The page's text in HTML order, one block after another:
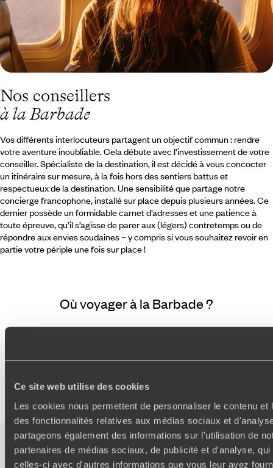
Ce site web utilise des cookies
Les cookies nous permettent de personnaliser le contenu et
des fonctionnalités relatives aux médias sociaux et
partageons également des informations sur l'utilisation de
partenaires de médias sociaux, de publicité et d'analyse,
celles-ci avec d'autres informations que vous leur avez
Nos conseillers
à la Barbade
Vos différents interlocuteurs partagent un objectif commun : rendre
votre aventure inoubliable. Cela débute avec l’investissement de votre
conseiller. Spécialiste de la destination, il est décidé à vous concocter
un itinéraire sur mesure, à la fois hors des sentiers battus et
respectueux de la destination. Une sensibilité que partage notre
concierge francophone, installé sur place depuis plusieurs années. Ce
dernier possède un formidable carnet d’adresses et une patience à
toute épreuve, qu’il s’agisse de parer aux (légers) contretemps ou de
répondre aux envies soudaines – y compris si vous souhaitez revoir en
partie votre périple une fois sur place !
Où voyager à la Barbade ?
Peche
Ornithologie Observation Animaux
Dauphin
L’espritVoyageurs du